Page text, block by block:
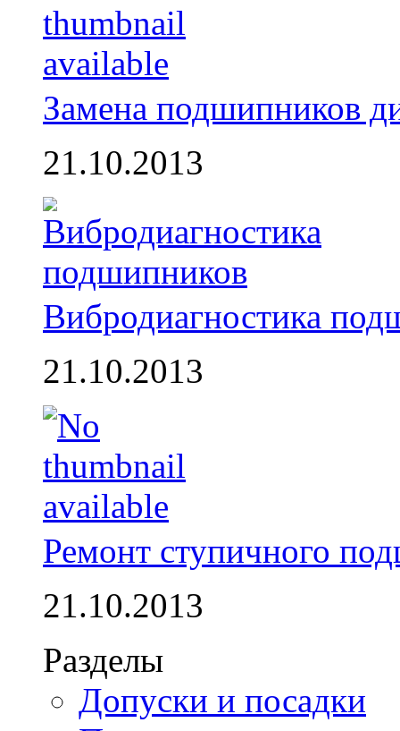
Замена подшипников
21.10.2013
Вибродиагностика
21.10.2013
Ремонт ступичного
21.10.2013
Разделы
Допуски и посадки